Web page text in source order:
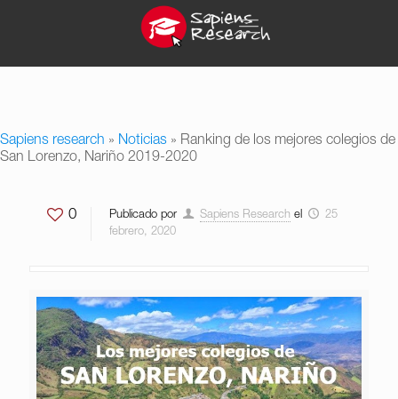
Sapiens research » Noticias » Ranking de los mejores colegios de
San Lorenzo, Nariño 2019-2020
0 Publicado por Sapiens Research el
25
febrero, 2020